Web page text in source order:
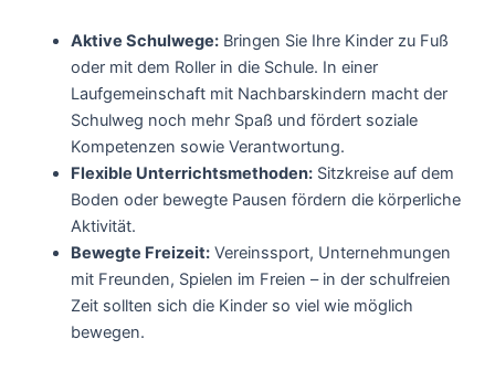
Aktive Schulwege:Bringen Sie Ihre Kinder zu Fuß
oder mit dem Roller in die Schule. In einer
Laufgemeinschaft mit Nachbarskindern macht der
Schulweg noch mehr Spaß und fördert soziale
Kompetenzen sowie Verantwortung.
Flexible Unterrichtsmethoden:Sitzkreise auf dem
Boden oder bewegte Pausen fördern die körperliche
Aktivität.
Bewegte Freizeit:Vereinssport, Unternehmungen
mit Freunden, Spielen im Freien – in der schulfreien
Zeit sollten sich die Kinder so viel wie möglich
bewegen.